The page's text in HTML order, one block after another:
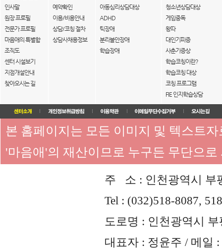
인사말
원장 프로필
전문가 프로필
마음애의 특별함
조직도
센터 시설보기
지점개설안내
찾아오시는 길
예약확인
이용/비용안내
상담/코칭 절차
상담사채용정보
아동심리상담대상
ADHD
틱장애
분리불안장애
학습장애
청소년상담대상
게임중독
왕따
대인기피증
사춘기증상
학습코칭이란?
학습코칭 대상
코칭 프로그램
FIE 인지학습상담
본 홈페이지는 모든 이미지 및 텍스트
'마음애'의 재산이므로 누구든 무단으
주 소 : 인천광역시 부
Tel : (032)518-8087,
도로명 : 인천광역시
대표자 : 정윤주 / 메일 :